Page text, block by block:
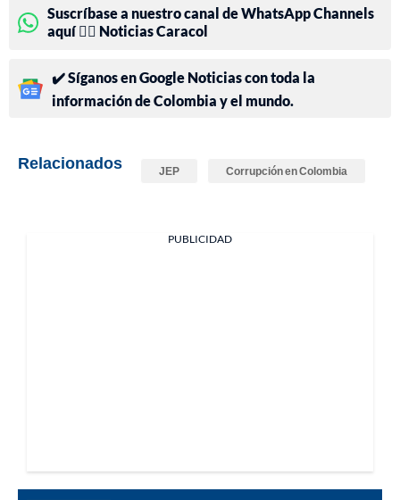
Suscríbase a nuestro canal de WhatsApp Channels
aquí 👉🏻 Noticias Caracol
✔️ Síganos en Google Noticias con toda la
información de Colombia y el mundo.
Relacionados JEP Corrupción en Colombia
PUBLICIDAD